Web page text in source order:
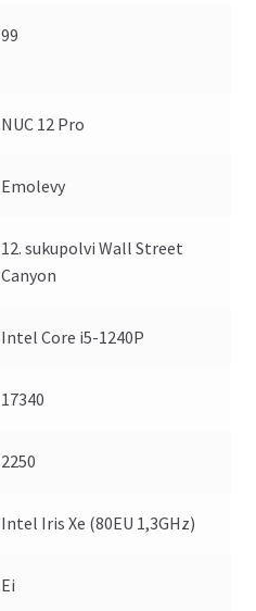
99
NUC 12 Pro
Emolevy
12. sukupolvi Wall Street
Canyon
Intel Core i5-1240P
17340
2250
Intel Iris Xe (80EU 1,3GHz)
Ei